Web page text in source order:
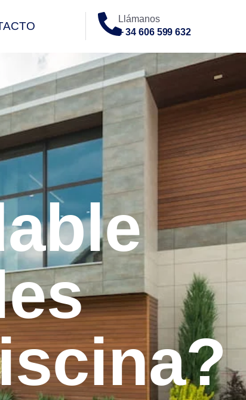
Llámanos
+ 34 606 599 632